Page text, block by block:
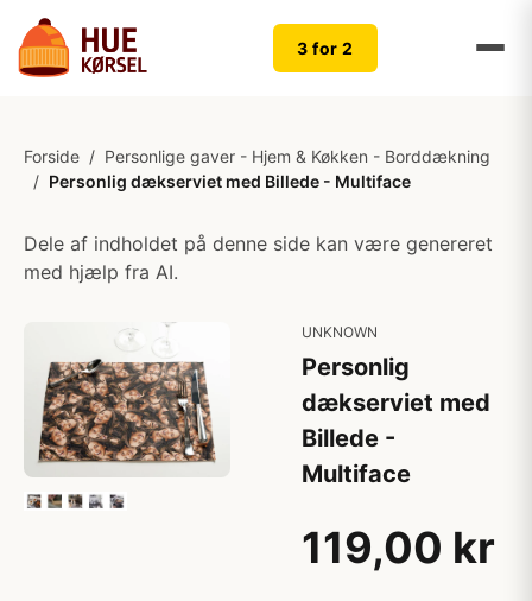
3 for 2
Forside / Personlige gaver - Hjem & Køkken - Borddækning
/ Personlig dækserviet med Billede - Multiface
Dele af indholdet på denne side kan være genereret
med hjælp fra AI.
UNKNOWN
Personlig
dækserviet med
Billede -
Multiface
119,00 kr